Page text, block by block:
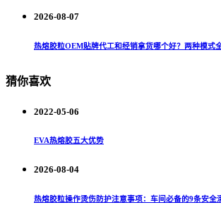
2026-08-07
热熔胶粒OEM贴牌代工和经销拿货哪个好？两种模式
猜你喜欢
2022-05-06
EVA热熔胶五大优势
2026-08-04
热熔胶粒操作烫伤防护注意事项：车间必备的9条安全